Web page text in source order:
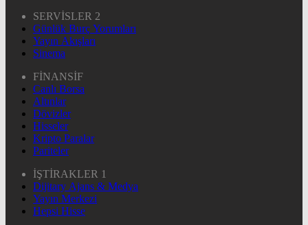
SERVİSLER 2
Günlük Burç Yorumları
Yayın Akışları
Sinema
FİNANSİF
Canlı Borsa
Altınlar
Dövizler
Hisseler
Kripto Paralar
Pariteler
İŞTİRAKLER 1
Dijitary Ajans & Medya
Yayın Merkezi
Hepsi Hisse